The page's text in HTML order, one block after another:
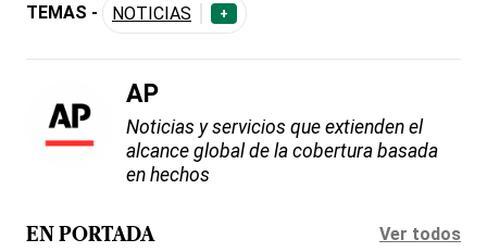
TEMAS - NOTICIAS +
AP
Noticias y servicios que extienden el
alcance global de la cobertura basada
en hechos
EN PORTADA Ver todos